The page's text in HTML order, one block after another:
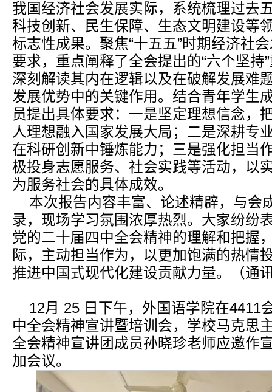
我国经济社会发展实际，系统梳理过去
科技创新、民生保障、生态文明建设等
标志性成果。聚焦“十五五”时期经济社
要求，重点阐释了全会提出的“六个坚持
深刻解读其内在逻辑以及在破解发展难
发展优势中的关键作用。结合青年学生
员提出具体要求：一是坚定理想信念，
人理想融入国家发展大局；二是深耕专
在科研创新中锤炼能力；三是强化担当
极投身志愿服务、社会实践等活动，以
为服务社会的具体成效。
本次报告内容丰富、论述精辟，与会
录，现场学习氛围浓厚热烈。大家纷纷
党的二十届四中全会精神的理解和把握
际，主动担当作为，以更加饱满的热情
推进中国式现代化建设贡献力量。（通
12月 25 日下午，外国语学院在4411
中全会精神宣讲暨培训会，学校马克思
全会精神宣讲团成员孙晓珍老师应邀作
加会议。